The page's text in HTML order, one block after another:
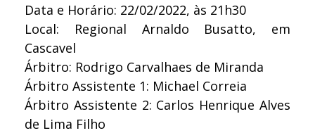
Data e Horário: 22/02/2022, às 21h30
Local: Regional Arnaldo Busatto, em
Cascavel
Árbitro: Rodrigo Carvalhaes de Miranda
Árbitro Assistente 1: Michael Correia
Árbitro Assistente 2: Carlos Henrique Alves
de Lima Filho